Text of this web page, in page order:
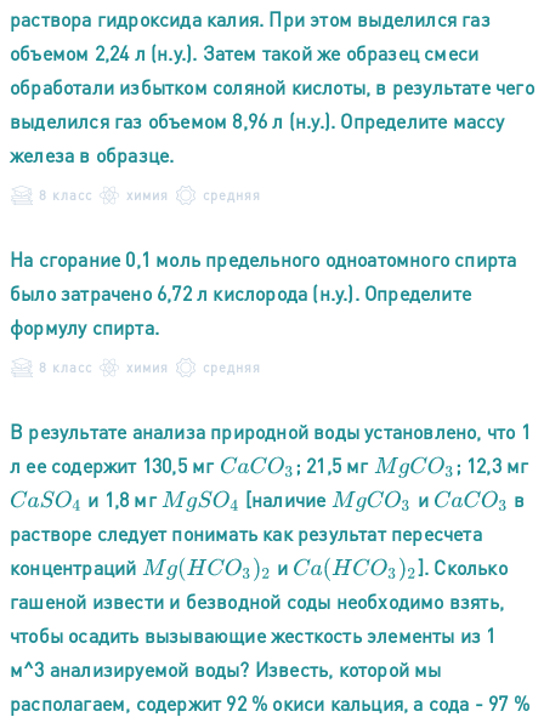
раствора гидроксида калия. При этом выделился газ
объемом 2,24 л (н.у.). Затем такой же образец смеси
обработали избытком соляной кислоты, в результате чего
выделился газ объемом 8,96 л (н.у.). Определите массу
железа в образце.
8 класс химия средняя
На сгорание 0,1 моль предельного одноатомного спирта
было затрачено 6,72 л кислорода (н.у.). Определите
формулу спирта.
8 класс химия средняя
В результате анализа природной воды установлено, что 1
л ее содержит 130,5 мг CaCO3 ; 21,5 мгMgCO3
; 12,3 мг
CaSO4 и 1,8 мгMgSO4 [наличиеMgCO3 и CaCO3
в
растворе следует понимать как результат пересчета
концентраций Mg(HCO3)2 и Ca(HCO3)2
]. Сколько
гашеной извести и безводной соды необходимо взять,
чтобы осадить вызывающие жесткость элементы из 1
м^3 анализируемой воды? Известь, которой мы
располагаем, содержит 92 % окиси кальция, а сода - 97 %